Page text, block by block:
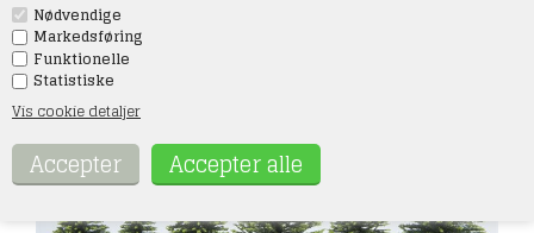
Nødvendige
Markedsføring
Funktionelle
Statistiske
Vis cookie detaljer